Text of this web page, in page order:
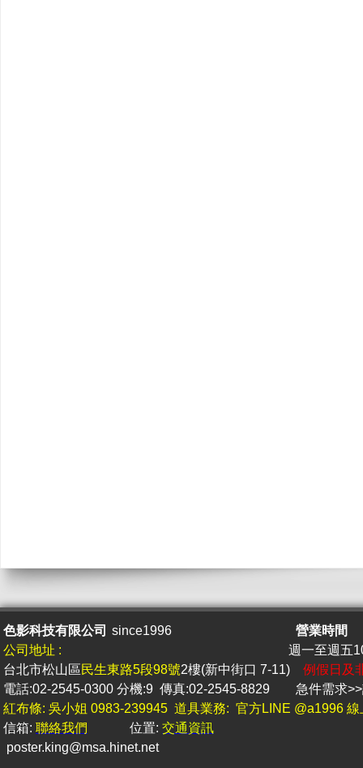
色影科技有限公司 since1996
營業時間
公司地址 :
週一至週
台北市松山區民生東路5段98號2樓(新中街口 7-11)
例假日及
電話:02-2545-0300 分機:9 傳真:02-2545-8829 急件需求
紅布條: 吳小姐 0983-239945 道具業務: 官方LINE @a1996 線
信箱: 聯絡我們 位置: 交通資訊